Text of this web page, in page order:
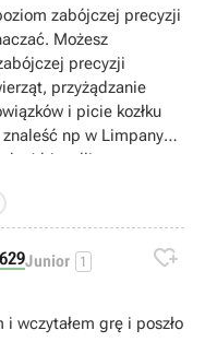
zabójczej precyzji
Możesz
precyzji
przyżądzanie
i picie kozłku
np w Limpany
o'driscolli
Junior 1 
i wczytałem grę i poszło